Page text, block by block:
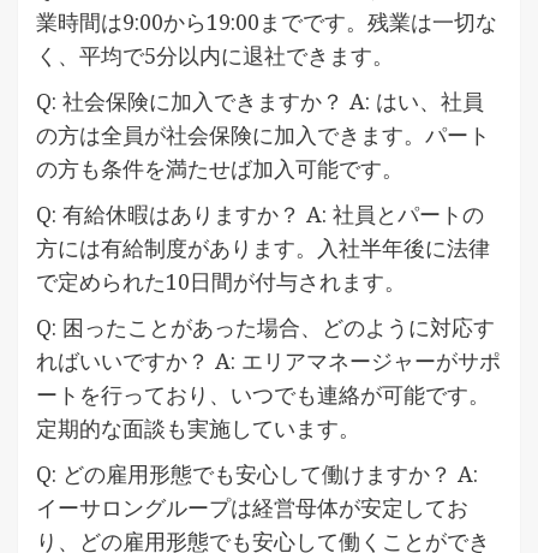
業時間は9:00から19:00までです。残業は一切な
く、平均で5分以内に退社できます。
Q: 社会保険に加入できますか？ A: はい、社員
の方は全員が社会保険に加入できます。パート
の方も条件を満たせば加入可能です。
Q: 有給休暇はありますか？ A: 社員とパートの
方には有給制度があります。入社半年後に法律
で定められた10日間が付与されます。
Q: 困ったことがあった場合、どのように対応す
ればいいですか？ A: エリアマネージャーがサポ
ートを行っており、いつでも連絡が可能です。
定期的な面談も実施しています。
Q: どの雇用形態でも安心して働けますか？ A:
イーサロングループは経営母体が安定してお
り、どの雇用形態でも安心して働くことができ